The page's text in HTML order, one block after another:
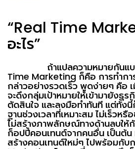
“Real Time
อะไร”
ถ้าแปลความหมายกันแ
Time Marketing ก็คือ การทำกา
กล่าวอย่างรวดเร็ว พูดง่ายๆ คือ
จะดึงกลุ่มเป้าหมายให้เข้ามายังธุ
ตัดสินใจ และลงมือทำทันที แต่ทั้
ฐานช่วงเวลาที่เหมาะสม ไม่เร็วหรื
ไม่สร้างภาพลักษณ์ทางด้านลบให้
ก็อปปี้คอนเทนต์จากคนอื่น เป็นต้น
สร้างคอนเทนต์ใหม่ๆ ไปพร้อมกับ